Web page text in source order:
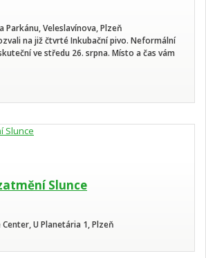
Parkánu, Veleslavínova, Plzeň
na již čtvrté Inkubační pivo. Neformální
ve středu 26. srpna. Místo a čas vám
Slunce
U Planetária 1, Plzeň